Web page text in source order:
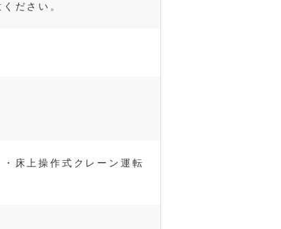
ださい。
床上操作式クレーン運転